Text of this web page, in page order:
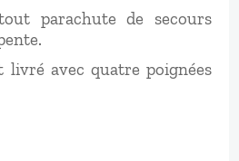
parachute de secours
livré avec quatre poignées